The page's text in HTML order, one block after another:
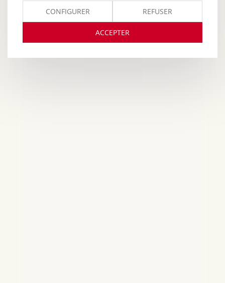
CONFIGURER REFUSER
ACCEPTER